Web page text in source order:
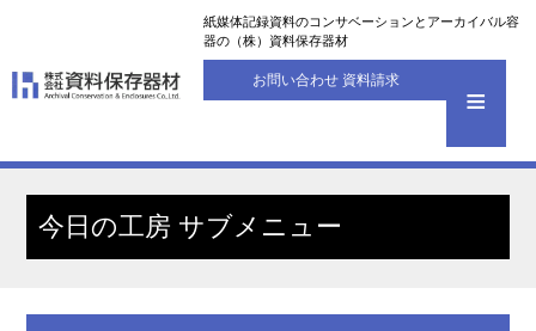
紙媒体記録資料のコンサベーションとアーカイバル容
器の（株）資料保存器材
お問い合わせ 資料請求
今日の工房 サブメニュー